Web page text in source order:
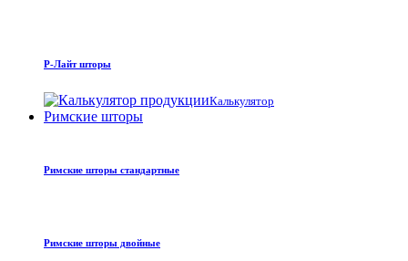
Р-Лайт шторы
Калькулятор
Римские шторы
Римские шторы стандартные
Римские шторы двойные